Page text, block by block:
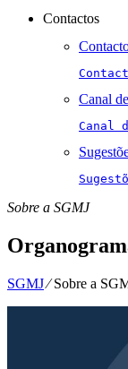
Contactos
Canal
Canal
Sobre a SGMJ
SGMJ⁄Sobre a